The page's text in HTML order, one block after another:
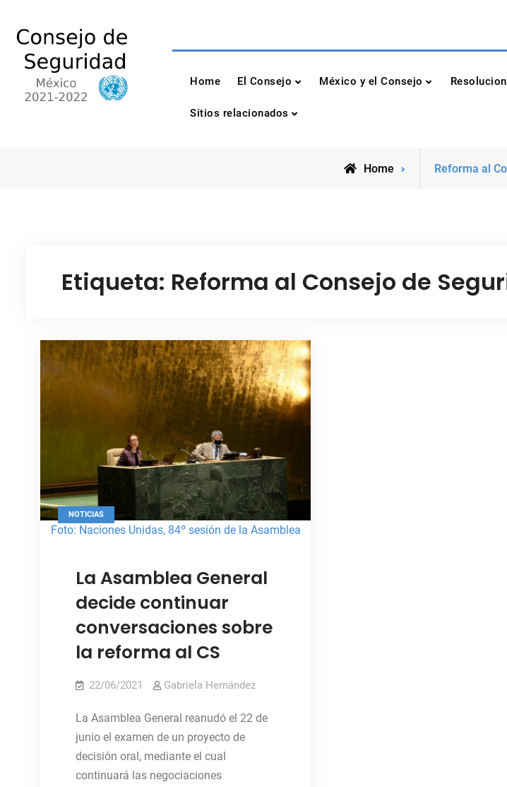
content
Consejo de Seguridad de las
México 2021-2022
Home El Consejo México y el Consejo
Sitios relacionados
Home
Posts
Reforma al
Etiqueta: Reforma al Consejo de
Foto: Naciones Unidas, 84º sesión de la Asamblea
NOTICIAS
La Asamblea General
decide continuar
conversaciones sobre
la reforma al CS
22/06/2021 Gabriela Hernández
La Asamblea General reanudó el 22 de
junio el examen de un proyecto de
decisión oral, mediante el cual
continuará las negociaciones